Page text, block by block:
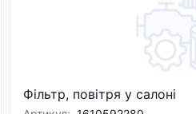
Фільтр, повітря у салоні